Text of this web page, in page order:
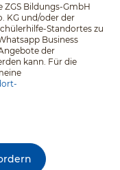
ZGS Bildungs-GmbH
KG und/oder der
Standortes zu
Business
der
kann. Für die